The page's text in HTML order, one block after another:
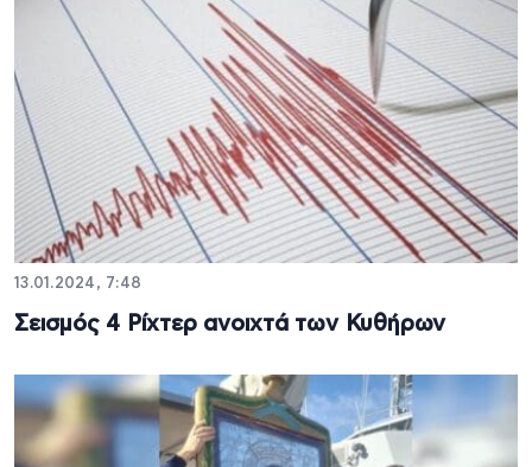
13.01.2024, 7:48
Σεισμός 4 Ρίχτερ ανοιχτά των Κυθήρων